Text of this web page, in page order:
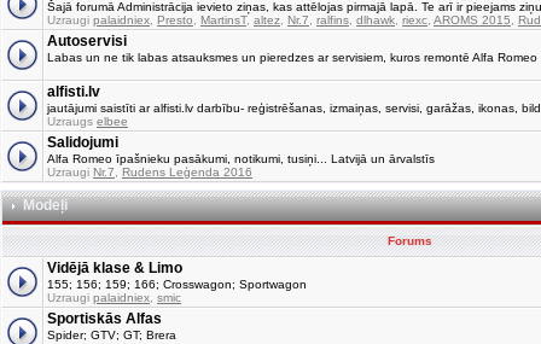
Šajā forumā Administrācija ievieto ziņas, kas attēlojas pirmajā lapā. Te arī ir pieejams
Uzraugi palaidniex Presto MartinsT, altez Nr.7 ralfins dlhawk riexc AROMS 2015
Autoservisi
Labas un ne tik labas atsauksmes un pieredzes ar servisiem, kuros remontē Alfa Romeo
alfisti.lv
jautājumi saistīti ar alfisti.lv darbību- reģistrēšanas, izmaiņas, servisi, garāžas, ikonas,
Uzraugs elbee
Salidojumi
Alfa Romeo īpašnieku pasākumi, notikumi, tusiņi... Latvijā un ārvalstīs
Uzraugi Nr.7 Rudens Leģenda 2016
Modeļi
Forums
Vidējā klase & Limo
155; 156; 159; 166; Crosswagon; Sportwagon
Uzraugi palaidniex smic
Sportiskās Alfas
Spider; GTV; GT; Brera